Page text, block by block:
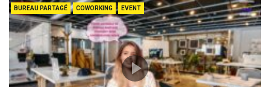
BUREAU PARTAGÉ COWORKING EVENT